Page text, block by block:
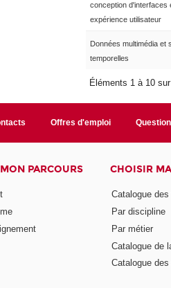
conception d'interfaces
expérience utilisateur
Données multimédia et
temporelles
Éléments 1 à 10
Offres d'emploi
PARCOURS CHOISIR
Catalogue
Par discipline
Par métier
Catalogue de
Catalogue